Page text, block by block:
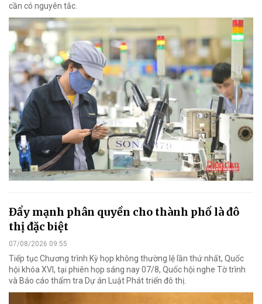
cần có nguyên tắc.
Đẩy mạnh phân quyền cho thành phố là đô
thị đặc biệt
07/08/2026 09:55
Tiếp tục Chương trình Kỳ họp không thường lệ lần thứ nhất, Quốc
hội khóa XVI, tại phiên họp sáng nay 07/8, Quốc hội nghe Tờ trình
và Báo cáo thẩm tra Dự án Luật Phát triển đô thị.